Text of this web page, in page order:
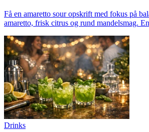
Få en amaretto sour opskrift med fokus på
amaretto, frisk citrus og rund mandelsmag.
Drinks